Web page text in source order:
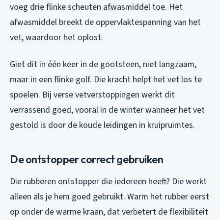
voeg drie flinke scheuten afwasmiddel toe. Het
afwasmiddel breekt de oppervlaktespanning van het
vet, waardoor het oplost.
Giet dit in één keer in de gootsteen, niet langzaam,
maar in een flinke golf. Die kracht helpt het vet los te
spoelen. Bij verse vetverstoppingen werkt dit
verrassend goed, vooral in de winter wanneer het vet
gestold is door de koude leidingen in kruipruimtes.
De ontstopper correct gebruiken
Die rubberen ontstopper die iedereen heeft? Die werkt
alleen als je hem goed gebruikt. Warm het rubber eerst
op onder de warme kraan, dat verbetert de flexibiliteit